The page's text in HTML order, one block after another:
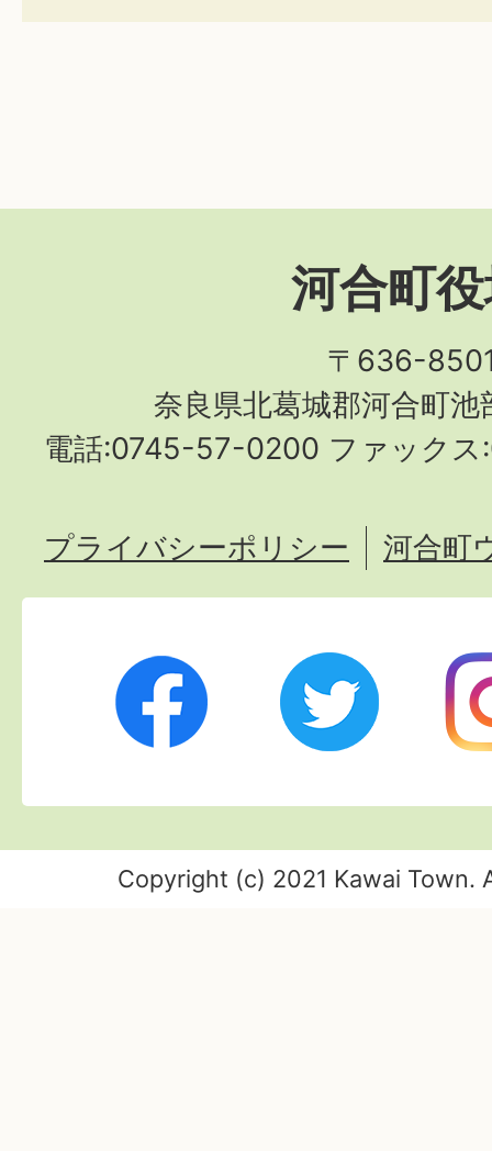
河合町
〒636-
奈良県北葛城郡河合町池
電話:0745-57-0200 ファック
Facebook Twitter
プライバシーポリシー 河合町
Copyright (c) 2021 Kawai Town.